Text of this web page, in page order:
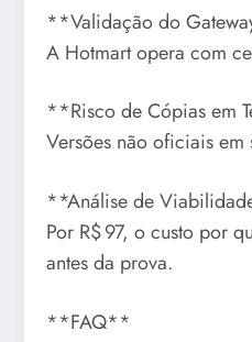
**Validação do
A Hotmart opera com
**Risco de Cópias em
Versões não oficiais
**Análise de
Por R$ 97, o custo por
antes da prova.
**FAQ**